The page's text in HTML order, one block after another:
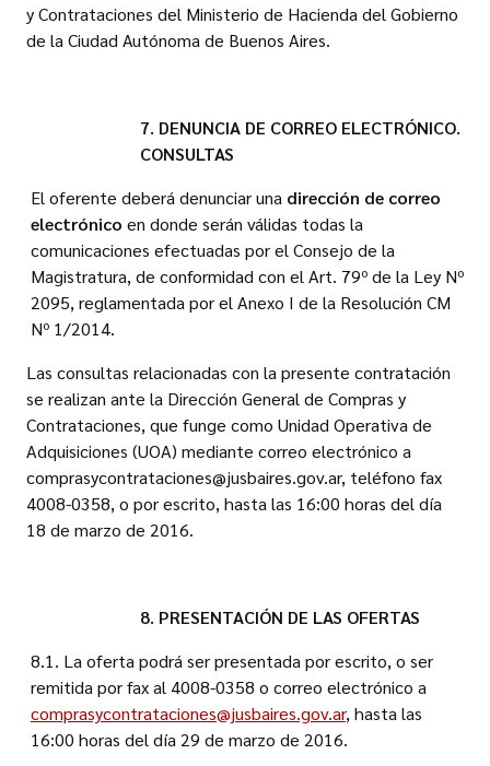
y Contrataciones del Ministerio de Hacienda del Gobierno
de la Ciudad Autónoma de Buenos Aires.
7. DENUNCIA DE CORREO ELECTRÓNICO.
CONSULTAS
El oferente deberá denunciar una dirección de correo
electrónico en donde serán válidas todas la
comunicaciones efectuadas por el Consejo de la
Magistratura, de conformidad con el Art. 79º de la Ley Nº
2095, reglamentada por el Anexo I de la Resolución CM
Nº 1/2014.
Las consultas relacionadas con la presente contratación
se realizan ante la Dirección General de Compras y
Contrataciones, que funge como Unidad Operativa de
Adquisiciones (UOA) mediante correo electrónico a
comprasycontrataciones@jusbaires.gov.ar, teléfono fax
4008-0358, o por escrito, hasta las 16:00 horas del día
18 de marzo de 2016.
8. PRESENTACIÓN DE LAS OFERTAS
8.1. La oferta podrá ser presentada por escrito, o ser
remitida por fax al 4008-0358 o correo electrónico a
comprasycontrataciones@jusbaires.gov.ar, hasta las
16:00 horas del día 29 de marzo de 2016.